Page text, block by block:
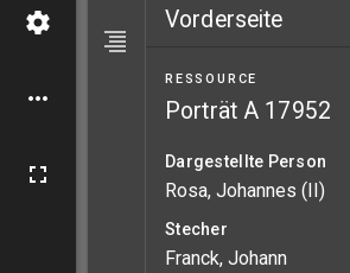
Vorderseite
RESSOURCE
Porträt A 17952
Dargestellte Person
Rosa, Johannes (II)
Stecher
Franck, Johann